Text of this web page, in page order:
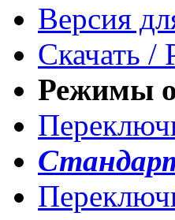
Версия
Скачать /
Режимы